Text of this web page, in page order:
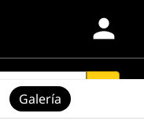
person
Galería